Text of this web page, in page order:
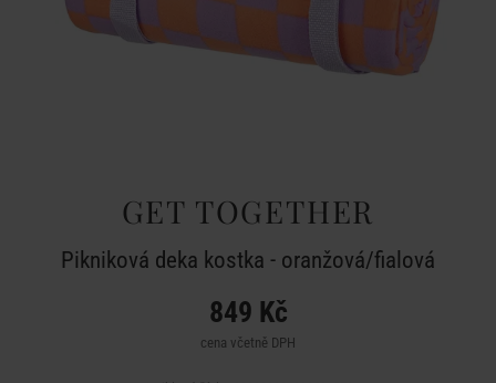
GET TOGETHER
Pikniková deka kostka - oranžová/fialová
849 Kč
cena včetně DPH